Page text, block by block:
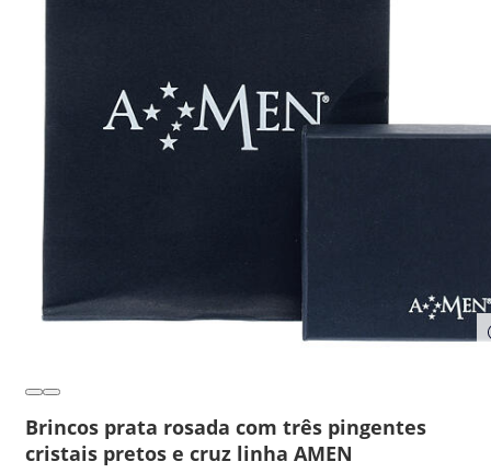
Brincos prata rosada com três pingentes
cristais pretos e cruz linha AMEN